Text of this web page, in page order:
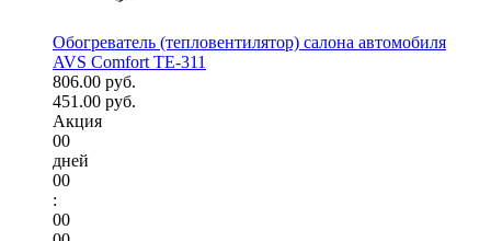
Обогреватель (тепловентилятор) салона автомобиля
AVS Comfort TE-311
806.00 руб.
451.00 руб.
Акция
00
дней
00
:
00